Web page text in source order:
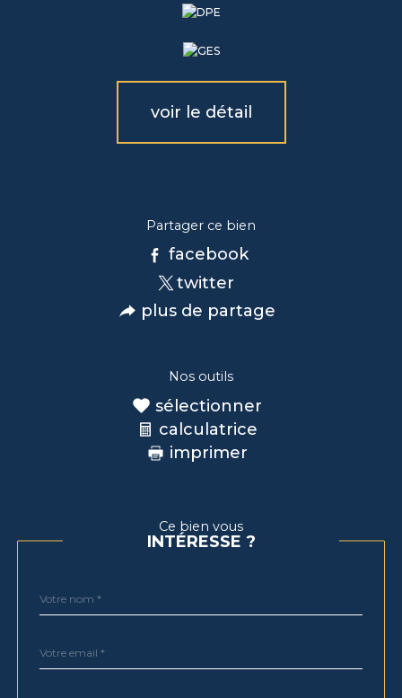
voir le détail
Partager ce bien
facebook
twitter
plus de partage
Nos outils
sélectionner
calculatrice
imprimer
Ce bien vous
INTÉRESSE ?
par
*
*